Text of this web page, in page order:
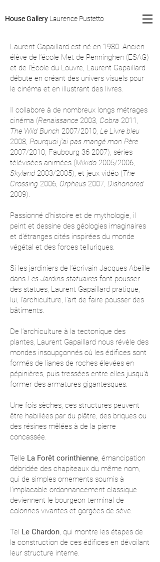
House Gallery Laurence Pustetto
Laurent Gapaillard est né en 1980. Ancien
élève de l’école Met de Penninghen (ESAG)
et de l’École du Louvre, Laurent Gapaillard
débute en créant des univers visuels pour
le cinéma et en illustrant des livres.
Il collabore à de nombreux longs métrages
cinéma (Renaissance 2003, Cobra 2011,
The Wild Bunch 2007/2010, Le Livre bleu
2008, Pourquoi j’ai pas mangé mon Père
2007/2010, Faubourg 36 2007), séries
télévisées animées (Mikido 2005/2006,
Skyland 2003/2005), et jeux vidéo (The
Crossing 2006, Orpheus 2007, Dishonored
2009).
Passionné d’histoire et de mythologie, il
peint et dessine des géologies imaginaires
et d’étranges cités inspirées du monde
végétal et des forces telluriques.
Si les jardiniers de l’écrivain Jacques Abeille
dans Les Jardins statuaires font pousser
des statues, Laurent Gapaillard pratique,
lui, l’archiculture, l’art de faire pousser des
bâtiments.
De l’archiculture à la tectonique des
plantes, Laurent Gapaillard nous révèle des
mondes insoupçonnés où les édifices sont
formés de lianes de roches élevées en
pépinières, puis tressées entre elles jusqu’à
former des armatures gigantesques.
Une fois sèches, ces structures peuvent
être habillées par du plâtre, des briques ou
des résines mêlées à de la pierre
concassée.
Telle La Forêt corinthienne, émancipation
débridée des chapiteaux du même nom,
qui de simples ornements soumis à
l’implacable ordonnancement classique
deviennent le bourgeon terminal de
colonnes vivantes et gorgées de sève.
Tel Le Chardon, qui montre les étapes de
la construction de ces édifices en dévoilant
leur structure interne.